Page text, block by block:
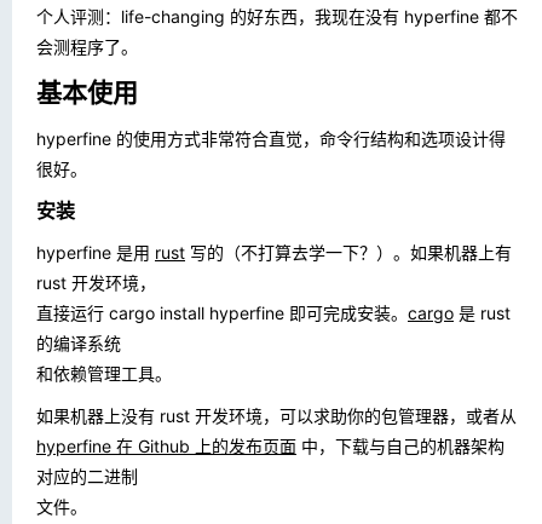
个人评测：life-changing 的好东西，我现在没有 hyperfine 都不
会测程序了。
基本使用
hyperfine 的使用方式非常符合直觉，命令行结构和选项设计得
很好。
安装
hyperfine 是用 rust 写的（不打算去学一下？）。如果机器上有
rust 开发环境，
直接运行 cargo install hyperfine 即可完成安装。 cargo 是 rust
的编译系统
和依赖管理工具。
如果机器上没有 rust 开发环境，可以求助你的包管理器，或者从
hyperfine 在 Github 上的发布页面 中，下载与自己的机器架构
对应的二进制
文件。